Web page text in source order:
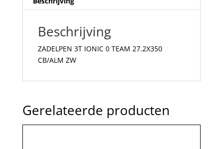
Beschrijving
ZADELPEN 3T IONIC 0 TEAM 27.2X350
CB/ALM ZW
Gerelateerde producten